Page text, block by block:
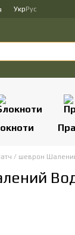
УкрРус
/ шеврон